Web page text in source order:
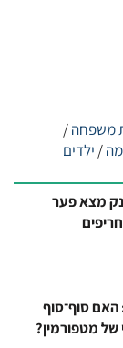
משפחה/
/ ילדים
מצא פער
שימוש: האם סוף־סוף
של מטפורמין?